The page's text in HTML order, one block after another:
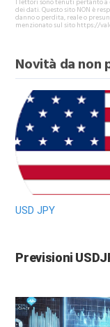
I lettori sono tenuti pertanto
dei dati. Questo sito NON è
danno o perdita, reale o
menzionato sul sito https://
Novità da non
USD JPY
Previsioni